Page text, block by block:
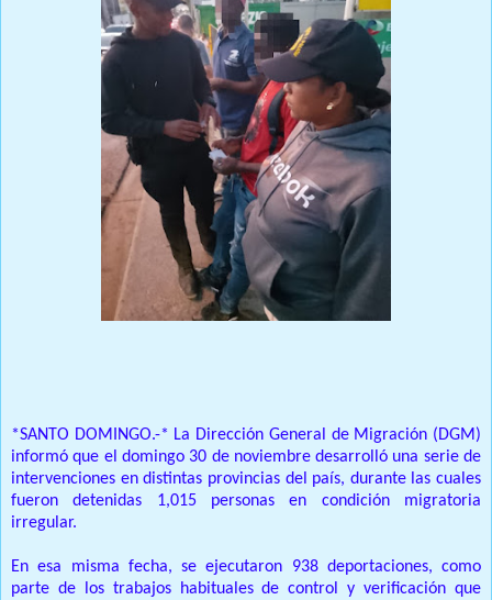
*SANTO DOMINGO.-* La Dirección General de Migración (DGM)
informó que el domingo 30 de noviembre desarrolló una serie de
intervenciones en distintas provincias del país, durante las cuales
fueron detenidas 1,015 personas en condición migratoria
irregular.
En esa misma fecha, se ejecutaron 938 deportaciones, como
parte de los trabajos habituales de control y verificación que